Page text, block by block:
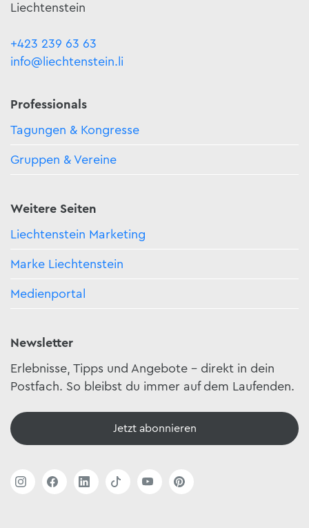
Liechtenstein
+423 239 63 63
info@liechtenstein.li
Professionals
Tagungen & Kongresse
Gruppen & Vereine
Weitere Seiten
Liechtenstein Marketing
Marke Liechtenstein
Medienportal
Newsletter
Erlebnisse, Tipps und Angebote – direkt in dein
Postfach. So bleibst du immer auf dem Laufenden.
Jetzt abonnieren